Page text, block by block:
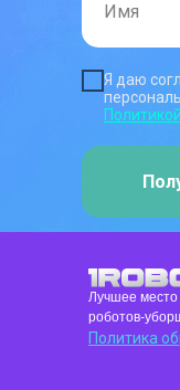
Я даю
Лучшее место
роботов-
Политика